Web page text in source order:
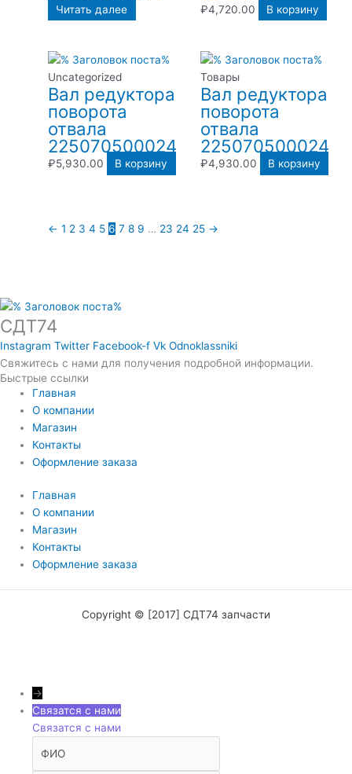
Читать далее ₽4,720.00 В корзину
Uncategorized
Вал редуктора
поворота
отвала
225070500024
₽5,930.00 В корзину
Товары
Вал редуктора
поворота
отвала
225070500024
₽4,930.00 В корзину
← 1 2 3 4 5 6 7 8 9 … 23 24 25 →
СДТ74
Instagram Twitter Facebook-f Vk Odnoklassniki
Свяжитесь с нами для получения подробной информации.
Быстрые ссылки
Главная
О компании
Магазин
Контакты
Оформление заказа
Главная
О компании
Магазин
Контакты
Оформление заказа
Copyright © [2017] СДТ74 запчасти
→
Связатся с нами
Связатся с нами